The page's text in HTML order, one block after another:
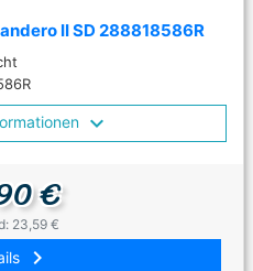
II SD 288818586R
€
23,59 €
keyboard_arrow_right